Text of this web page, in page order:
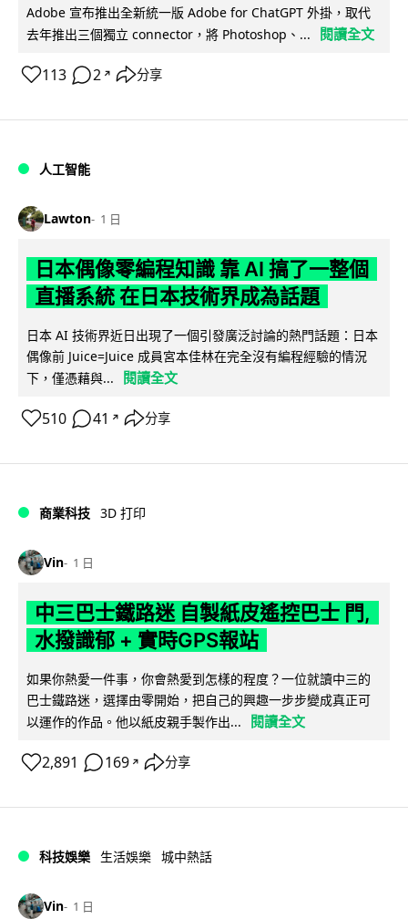
Adobe 宣布推出全新統一版 Adobe for ChatGPT 外掛，取代
去年推出三個獨立 connector，將 Photoshop、...
閱讀全文
113 2 ↗ 分享
人工智能
Lawton 1 日
日本偶像零編程知識 靠 AI 搞了一整個
直播系統 在日本技術界成為話題
日本 AI 技術界近日出現了一個引發廣泛討論的熱門話題：日本
偶像前 Juice=Juice 成員宮本佳林在完全沒有編程經驗的情況
下，僅憑藉與...
閱讀全文
510 41 ↗ 分享
商業科技 3D 打印
Vin 1 日
中三巴士鐵路迷 自製紙皮遙控巴士 門,
水撥識郁 + 實時GPS報站
如果你熱愛一件事，你會熱愛到怎樣的程度？一位就讀中三的
巴士鐵路迷，選擇由零開始，把自己的興趣一步步變成真正可
以運作的作品。他以紙皮親手製作出...
閱讀全文
2,891 169 ↗ 分享
科技娛樂 生活娛樂 城中熱話
Vin 1 日